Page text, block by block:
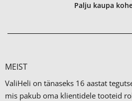
Palju kaupa
MEIST
ValiHeli on tänaseks 16 aastat
mis pakub oma klientidele tooteid